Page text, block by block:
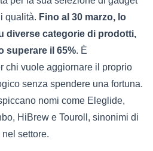
qualità. Fino al 30 marzo, lo
diverse categorie di prodotti,
superare il 65%. È
chi vuole aggiornare il proprio
senza spendere una fortuna.
nomi come Eleglide,
HiBrew e Touroll, sinonimi di
settore.